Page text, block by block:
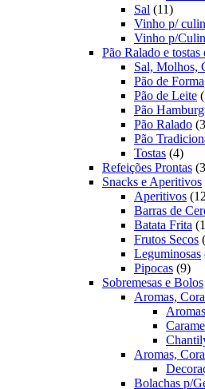
Sal 1111
Vinho p/
Vinho p/
Pão Ralado e tostas
Sal, Molhos,
Pão de Forma
Pão de Leite
Pão
Pão Ralado 3
Pão
Tostas 44
Refeições Prontas
Snacks e Aperitivos
Aperitivos 12
Barras de
Batata Frita
Frutos Secos
Leguminosas
Pipocas 99
Sobremesas e Bolos
Aromas,
Aromas
Aromas,
Bolachas p/